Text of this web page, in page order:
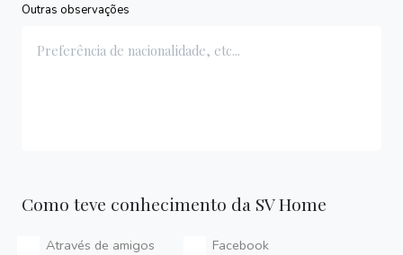
Outras observações
Como teve conhecimento da SV Home
Através de amigos
Facebook